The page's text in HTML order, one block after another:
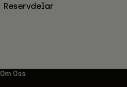
Reservdelar
Om Oss